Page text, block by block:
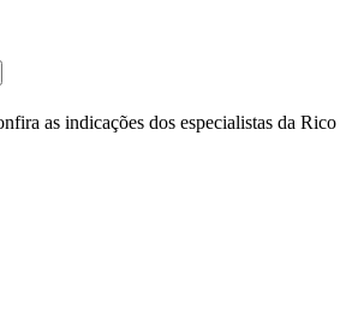
as indicações dos especialistas da Rico